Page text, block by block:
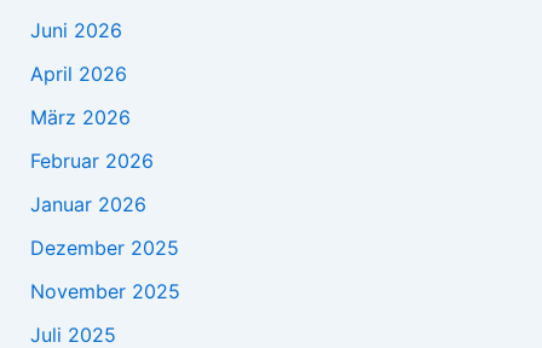
Juni 2026
April 2026
März 2026
Februar 2026
Januar 2026
Dezember 2025
November 2025
Juli 2025